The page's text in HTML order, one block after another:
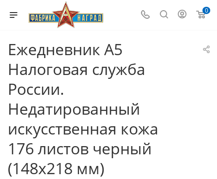
0
Ежедневник А5
Налоговая служба
России.
Недатированный
искусственная кожа
176 листов черный
(148x218 мм)